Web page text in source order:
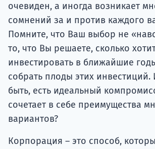
очевиден, а иногда возникает
сомнений за и против каждого
Помните, что Ваш выбор не
то, что Вы решаете, сколько
инвестировать в ближайшие
собрать плоды этих
быть, есть идеальный
сочетает в себе преимущества
вариантов?
Корпорация – это способ,